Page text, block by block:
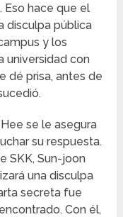
Eso hace que el
disculpa pública
y los
universidad con
dé prisa, antes de
se le asegura
su respuesta.
SKK, Sun-joon
una disculpa
secreta fue
Con él,